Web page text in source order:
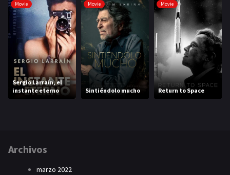
Movie
Sergio Larraín, el
instante eterno
Movie
Sintiéndolo mucho
Movie
Return to Space
Archivos
marzo 2022